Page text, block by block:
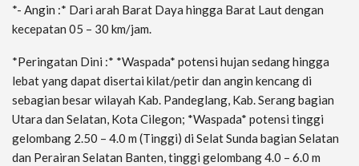
*- Angin :* Dari arah Barat Daya hingga Barat Laut dengan
kecepatan 05 – 30 km/jam.
*Peringatan Dini :* *Waspada* potensi hujan sedang hingga
lebat yang dapat disertai kilat/petir dan angin kencang di
sebagian besar wilayah Kab. Pandeglang, Kab. Serang bagian
Utara dan Selatan, Kota Cilegon; *Waspada* potensi tinggi
gelombang 2.50 – 4.0 m (Tinggi) di Selat Sunda bagian Selatan
dan Perairan Selatan Banten, tinggi gelombang 4.0 – 6.0 m